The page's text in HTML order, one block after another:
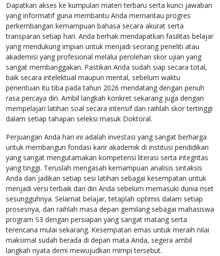
Dapatkan akses ke kumpulan materi terbaru serta kunci jawaban
yang informatif guna membantu Anda memantau progres
perkembangan kemampuan bahasa secara akurat serta
transparan setiap hari. Anda berhak mendapatkan fasilitas belajar
yang mendukung impian untuk menjadi seorang peneliti atau
akademisi yang profesional melalui perolehan skor ujian yang
sangat membanggakan. Pastikan Anda sudah siap secara total,
baik secara intelektual maupun mental, sebelum waktu
penentuan itu tiba pada tahun 2026 mendatang dengan penuh
rasa percaya diri. Ambil langkah konkret sekarang juga dengan
mempelajari latihan soal secara intensif dan raihlah skor tertinggi
dalam setiap tahapan seleksi masuk Doktoral.
Perjuangan Anda hari ini adalah investasi yang sangat berharga
untuk membangun fondasi karir akademik di institusi pendidikan
yang sangat mengutamakan kompetensi literasi serta integritas
yang tinggi. Teruslah mengasah kemampuan analisis sintaksis
Anda dan jadikan setiap sesi latihan sebagai kesempatan untuk
menjadi versi terbaik dari diri Anda sebelum memasuki dunia riset
sesungguhnya. Selamat belajar, tetaplah optimis dalam setiap
prosesnya, dan raihlah masa depan gemilang sebagai mahasiswa
program S3 dengan persiapan yang sangat matang serta
terencana mulai sekarang. Kesempatan emas untuk meraih nilai
maksimal sudah berada di depan mata Anda, segera ambil
langkah nyata demi mewujudkan mimpi tersebut.